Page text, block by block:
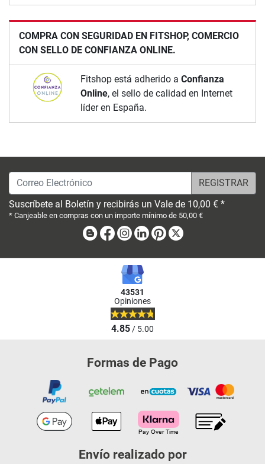
COMPRA CON SEGURIDAD EN FITSHOP, COMERCIO
CON SELLO DE CONFIANZA ONLINE.
Fitshop está adherido a Confianza
Online, el sello de calidad en Internet
líder en España.
Correo Electrónico
Suscríbete al Boletín y recibirás un Vale de 10,00 € *
* Canjeable en compras con un importe mínimo de 50,00 €
BlogFacebook
Instagram
LinkedinPinterest
43531
Opiniones
4.85/ 5.00
Formas de Pago
Envío realizado por